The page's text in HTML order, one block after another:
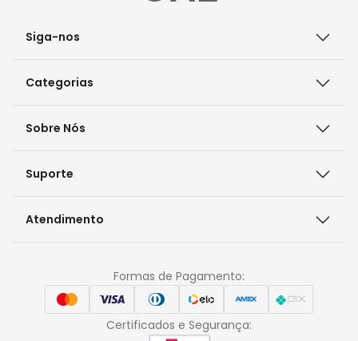
Siga-nos
Categorias
Sobre Nós
Suporte
Atendimento
Formas de Pagamento:
Certificados e Segurança: